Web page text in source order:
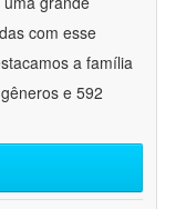
com esse
a família
e 592